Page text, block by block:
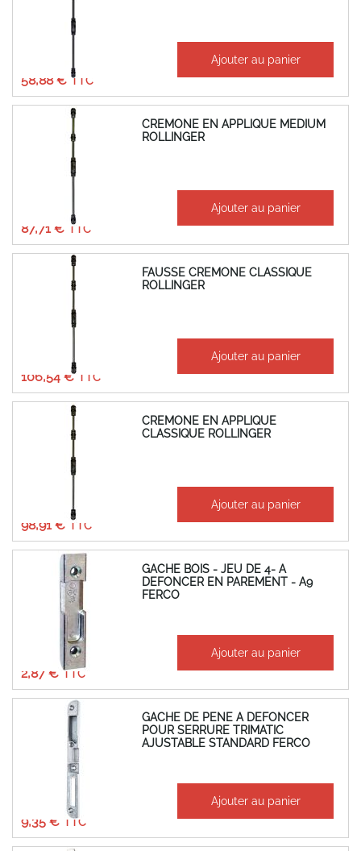
58,88 €
Ajouter au panier
CREMONE EN APPLIQUE MEDIUM
ROLLINGER
87,71 €
Ajouter au panier
FAUSSE CREMONE CLASSIQUE
ROLLINGER
106,54 €
Ajouter au panier
CREMONE EN APPLIQUE
CLASSIQUE ROLLINGER
98,91 €
Ajouter au panier
GACHE BOIS - JEU DE 4- A
DEFONCER EN PAREMENT - A9
FERCO
À partir de
2,87 €
Ajouter au panier
GACHE DE PENE A DEFONCER
POUR SERRURE TRIMATIC
AJUSTABLE STANDARD FERCO
9,35 €
Ajouter au panier